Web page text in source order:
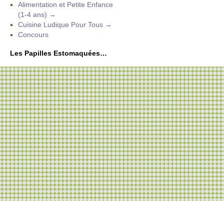
Alimentation et Petite Enfance
(1-4 ans) →
Cuisine Ludique Pour Tous →
Concours
Les Papilles Estomaquées…